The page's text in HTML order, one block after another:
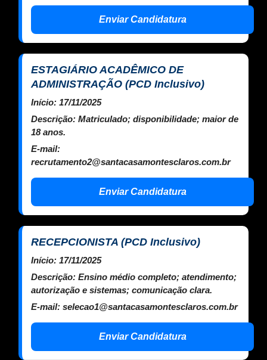
Enviar Candidatura
ESTAGIÁRIO ACADÊMICO DE
ADMINISTRAÇÃO (PCD Inclusivo)
Início: 17/11/2025
Descrição: Matriculado; disponibilidade; maior de
18 anos.
E-mail:
recrutamento2@santacasamontesclaros.com.br
Enviar Candidatura
RECEPCIONISTA (PCD Inclusivo)
Início: 17/11/2025
Descrição: Ensino médio completo; atendimento;
autorização e sistemas; comunicação clara.
E-mail: selecao1@santacasamontesclaros.com.br
Enviar Candidatura